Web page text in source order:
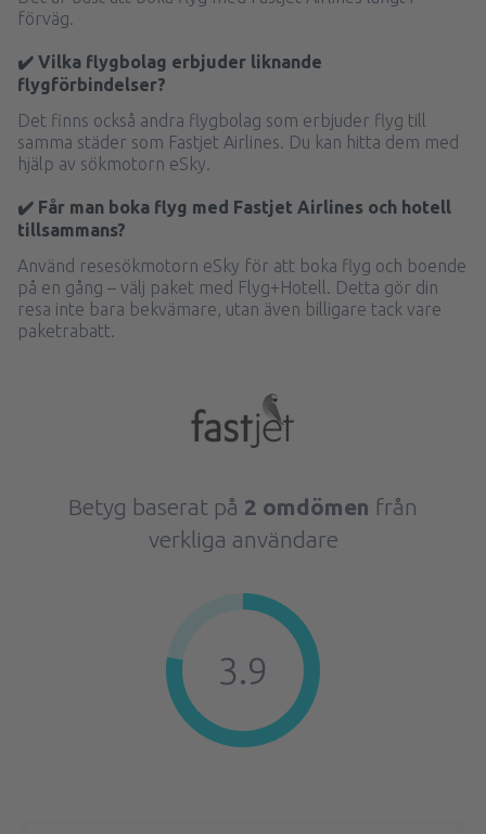
förväg.
✔️ Vilka flygbolag erbjuder liknande
flygförbindelser?
Det finns också andra flygbolag som erbjuder flyg till
samma städer som Fastjet Airlines. Du kan hitta dem med
hjälp av sökmotorn eSky.
✔️ Får man boka flyg med Fastjet Airlines och hotell
tillsammans?
Använd resesökmotorn eSky för att boka flyg och boende
på en gång – välj paket med Flyg+Hotell. Detta gör din
resa inte bara bekvämare, utan även billigare tack vare
paketrabatt.
Betyg baserat på 2 omdömen från
verkliga användare
3.9